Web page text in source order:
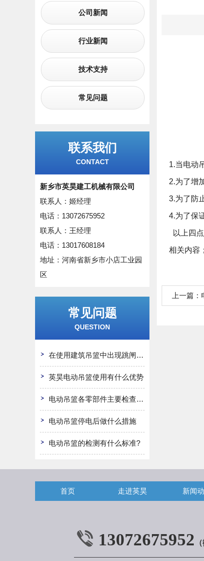
公司新闻
行业新闻
技术支持
常见问题
联系我们
CONTACT
新乡市英昊建工机械有限公司
联系人：姬经理
电话：13072675952
联系人：王经理
电话：13017608184
地址：河南省新乡市小店工业园
区
常见问题
QUESTION
在使用建筑吊篮中出现跳闸怎么办
英昊电动吊篮使用有什么优势
电动吊篮各零部件主要检查哪些?
电动吊篮停电后做什么措施
电动吊篮的检测有什么标准?
1.当电动
2.为了增
3.为了防
4.为了保
以上四
相关内容；
上一篇：
首页 走进英昊 新闻
13072675952